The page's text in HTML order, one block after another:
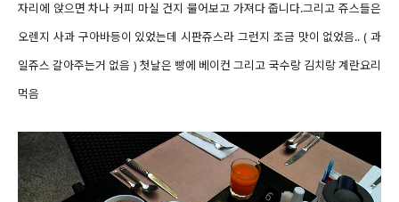
자리에 앉으면 차나 커피 마실 건지 물어보고 가져다 줍니다.그리고 쥬스들은
오렌지 사과 구아바등이 있었는데 시판쥬스라 그런지 조금 맛이 없었음.. ( 과
일쥬스 갈아주는거 없음 ) 첫날은 빵에 베이컨 그리고 국수랑 김치랑 계란요리
먹음